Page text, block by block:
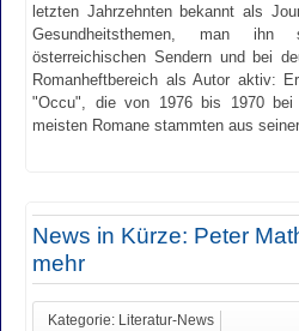
letzten Jahrzehnten bekannt als
Gesundheitsthemen, man
österreichischen Sendern und bei
Romanheftbereich als Autor aktiv:
"Occu", die von 1976 bis 1970
meisten Romane stammten aus
News in Kürze: Peter
mehr
Kategorie: Literatur-News